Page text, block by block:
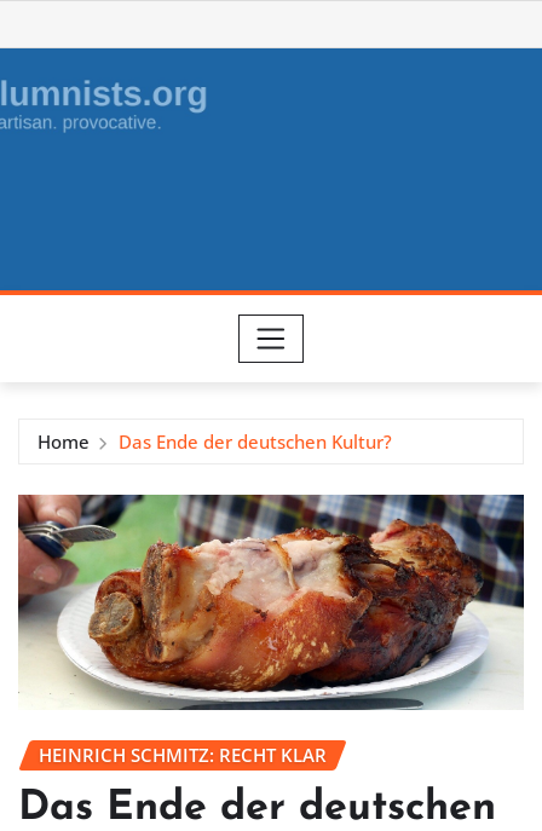
to
content
Home Das Ende der deutschen Kultur?
HEINRICH SCHMITZ: RECHT KLAR
Das Ende der deutschen